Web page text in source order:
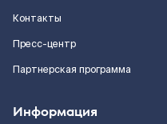
Контакты
Пресс-центр
Партнерская программа
Информация